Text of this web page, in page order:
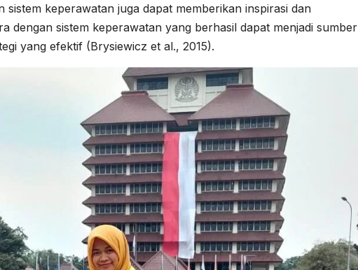
sistem keperawatan juga dapat memberikan inspirasi dan
dengan sistem keperawatan yang berhasil dapat menjadi sumber
yang efektif (Brysiewicz et al., 2015).